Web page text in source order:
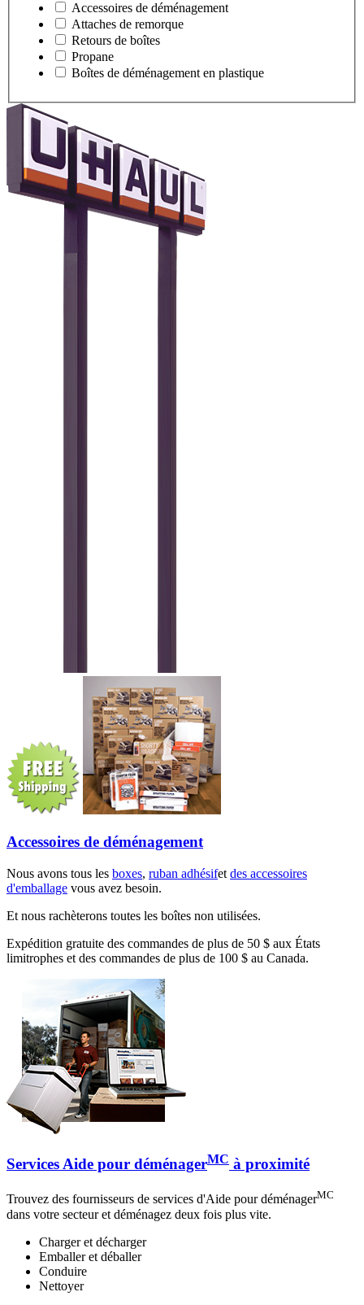
Accessoires de déménagement
Attaches de remorque
Retours de boîtes
Propane
Boîtes de déménagement en plastique
Accessoires de déménagement
Nous avons tous les boxes, ruban adhésifet des accessoires
d'emballage vous avez besoin.
Et nous rachèterons toutes les boîtes non utilisées.
Expédition gratuite des commandes de plus de 50 $ aux États
limitrophes et des commandes de plus de 100 $ au Canada.
Services Aide pour déménagerMC à proximité
Trouvez des fournisseurs de services d'Aide pour déménagerMC
dans votre secteur et déménagez deux fois plus vite.
Charger et décharger
Emballer et déballer
Conduire
Nettoyer